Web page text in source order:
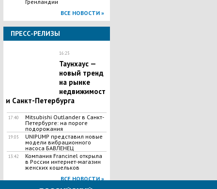
Гренландии
ВСЕ НОВОСТИ »
ПРЕСС-РЕЛИЗЫ
16:25
Таунхаус —
новый тренд
на рынке
недвижимост
и Санкт-Петербурга
17:40
Mitsubishi Outlander в Санкт-
Петербурге: на пороге
подорожания
19:05
UNIPUMP представил новые
модели вибрационного
насоса БАВЛЕНЕЦ
13:42
Компания Francinel открыла
в России интернет-магазин
женских кошельков
ВСЕ НОВОСТИ »